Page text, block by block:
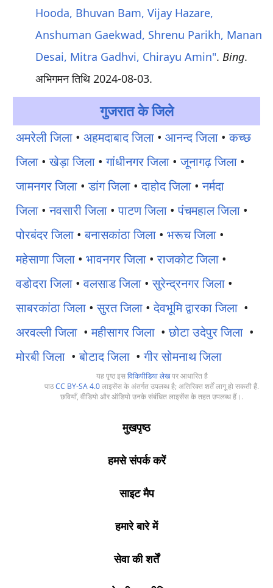
Hooda, Bhuvan Bam, Vijay Hazare,
Anshuman Gaekwad, Shrenu Parikh, Manan
Desai, Mitra Gadhvi, Chirayu Amin". Bing.
अभिगमन तिथि 2024-08-03.
गुजरात के जिले
अमरेली जिला • अहमदाबाद जिला • आनन्द जिला •कच्छ
जिला •खेड़ा जिला •गांधीनगर जिला •जूनागढ़ जिला •
जामनगर जिला •डांग जिला •दाहोद जिला •नर्मदा
जिला •नवसारी जिला •पाटण जिला •पंचमहाल जिला •
पोरबंदर जिला •बनासकांठा जिला • भरूच जिला •
महेसाणा जिला • भावनगर जिला •राजकोट जिला •
वडोदरा जिला •वलसाड जिला •सुरेन्द्रनगर जिला •
साबरकांठा जिला •सुरत जिला •देवभूमि द्वारका जिला •
अरवल्ली जिला •महीसागर जिला •छोटा उदेपुर जिला •
मोरबी जिला •बोटाद जिला •गीर सोमनाथ जिला
यह पृष्ठ इसविकिपीडिया लेखपर आधारित है
पाठCC BY-SA 4.0लाइसेंस के अंतर्गत उपलब्ध है; अतिरिक्त शर्तें लागू हो सकती हैं.
छवियाँ, वीडियो और ऑडियो उनके संबंधित लाइसेंस के तहत उपलब्ध हैं।.
मुखपृष्ठ
हमसे संपर्क करें
साइट मैप
हमारे बारे में
सेवा की शर्तें